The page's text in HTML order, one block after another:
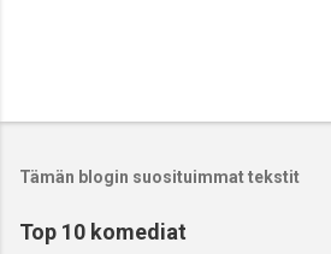
Tämän blogin suosituimmat tekstit
Top 10 komediat